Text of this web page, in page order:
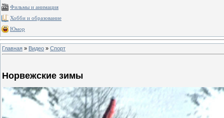
Фильмы и анимация
Хобби и образование
Юмор
Главная » Видео » Спорт
Норвежские зимы